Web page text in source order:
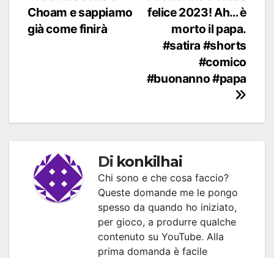
articoli
felice 2023! Ah… è
morto il papa.
#satira #shorts
#comico
#buonanno #papa
Choam e sappiamo
già come finirà
Di konkilhai
Chi sono e che cosa faccio?
Queste domande me le pongo
spesso da quando ho iniziato,
per gioco, a produrre qualche
contenuto su YouTube. Alla
prima domanda è facile